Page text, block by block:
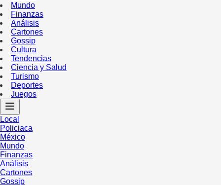
Mundo
Finanzas
Análisis
Cartones
Gossip
Cultura
Tendencias
Ciencia y Salud
Turismo
Deportes
Juegos
Local
Policiaca
México
Mundo
Finanzas
Análisis
Cartones
Gossip